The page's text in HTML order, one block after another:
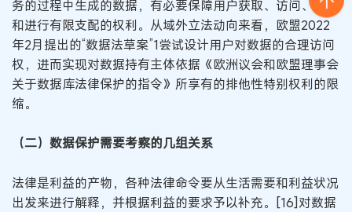
务的过程中生成的数据，有必要保障用户获取、访问、迁移
和进行有限支配的权利。从域外立法动向来看，欧盟2022
年2月提出的“数据法草案”1尝试设计用户对数据的合理访问
权，进而实现对数据持有主体依据《欧洲议会和欧盟理事会
关于数据库法律保护的指令》所享有的排他性特别权利的限
缩。
（二）数据保护需要考察的几组关系
法律是利益的产物，各种法律命令要从生活需要和利益状况
出发来进行解释，并根据利益的要求予以补充。[16]对数据